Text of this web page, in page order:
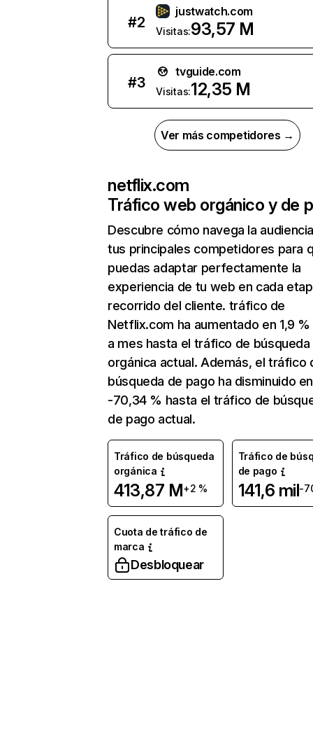
#2
justwatch.com
Visitas:93,57 M
#3
tvguide.com
Visitas:12,35 M
Ver más competidores →
netflix.com
Tráfico web orgánico y de
Descubre cómo navega la
tus principales competidores para
puedas adaptar perfectamente la
experiencia de tu web en cada
recorrido del cliente. tráfico de
Netflix.com ha aumentado en 1,9
a mes hasta el tráfico de búsqueda
orgánica actual. Además, el tráfico
búsqueda de pago ha disminuido en
-70,34 % hasta el tráfico de
de pago actual.
Tráfico de búsqueda
orgánica
413,87 M+2 %
Tráfico de
de pago
141,6 mil-
Cuota de tráfico de
marca
Desbloquear